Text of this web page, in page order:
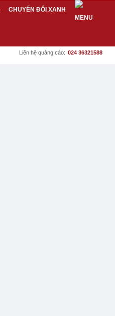
CHUYỂN ĐỔI XANH
Liên hệ quảng cáo: 024 36321588